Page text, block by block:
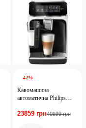
-42%
Кавомашина
автоматична Philips
23859 грн40999 грн